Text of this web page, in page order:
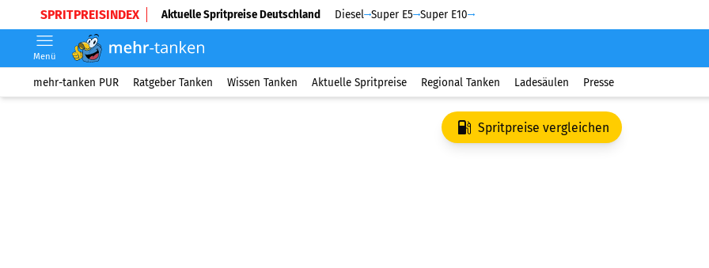
SPRITPREISINDEX Aktuelle Spritpreise Deutschland Diesel Super E5 Super E10
Menü
mehr-tanken PUR Ratgeber Tanken Wissen Tanken Aktuelle Spritpreise Regional Tanken Ladesäulen Presse
Spritpreise vergleichen